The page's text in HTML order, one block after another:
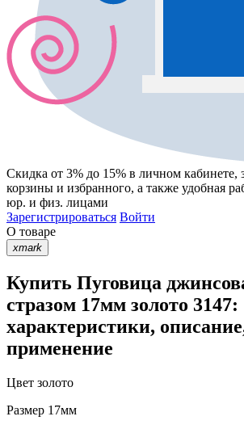
Скидка от 3% до 15% в личном кабинете,
корзины и избранного, а также удобная
юр. и физ. лицами
Зарегистрироваться Войти
О товаре
xmark
Купить Пуговица
стразом 17мм золото 3147:
характеристики,
применение
Цвет золото
Размер 17мм